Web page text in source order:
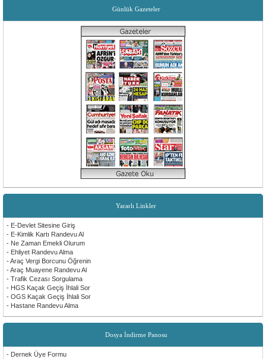
Öncelikle sitemiz tüm köyümüz için hayırlı ugurlu olsun. Yenilikler için, emeği geçen
Günlük Gazeteler
Yararlı Linkler
- E-Devlet Sitesine Giriş
- E-Kimlik Kartı Randevu Al
- Ne Zaman Emekli Olurum
- Ehliyet Randevu Alma
- Araç Vergi Borcunu Öğrenin
- Araç Muayene Randevu Al
- Trafik Cezası Sorgulama
- HGS Kaçak Geçiş İhlali Sor
- OGS Kaçak Geçiş İhlali Sor
- Hastane Randevu Alma
Dosya İndirme Panosu
- Dernek Üye Formu